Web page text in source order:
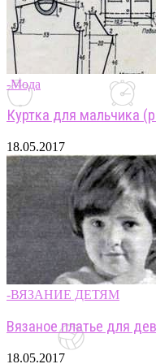
-Мода
Куртка для мальчика
18.05.2017
-ВЯЗАНИЕ ДЕТЯМ
Вязаное платье для
18.05.2017